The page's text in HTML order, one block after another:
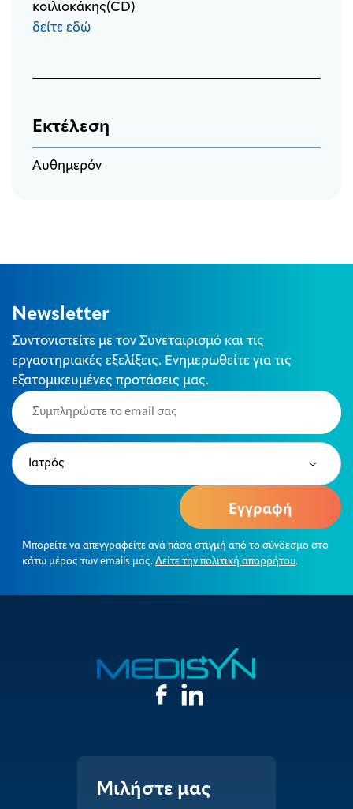
κοιλιοκάκης(CD)
δείτε εδώ
Εκτέλεση
Αυθημερόν
Newsletter
Συντονιστείτε με τον Συνεταιρισμό και τις
εργαστηριακές εξελίξεις. Ενημερωθείτε για τις
εξατομικευμένες προτάσεις μας.
Email
(Required)
Type
(Required)
Μπορείτε να απεγγραφείτε ανά πάσα στιγμή από το σύνδεσμο στο
κάτω μέρος των emails μας. Δείτε την πολιτική απορρήτου.
Μιλήστε μας